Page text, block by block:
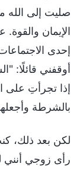
صليت إلى الله
الإيمان
إحدى
أوقفني قائلًا:
إذا تجرأتِ على
بالشرطة
لكن بعد ذلك،
رأى زوجي أنني